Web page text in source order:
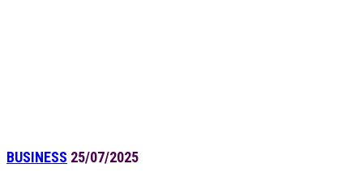
BUSINESS 25/07/2025